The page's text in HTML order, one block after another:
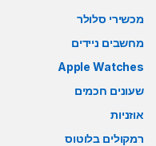
מכשירי סלולר
מחשבים ניידים
Apple Watches
שעונים חכמים
אוזניות
רמקולים בלוטוס